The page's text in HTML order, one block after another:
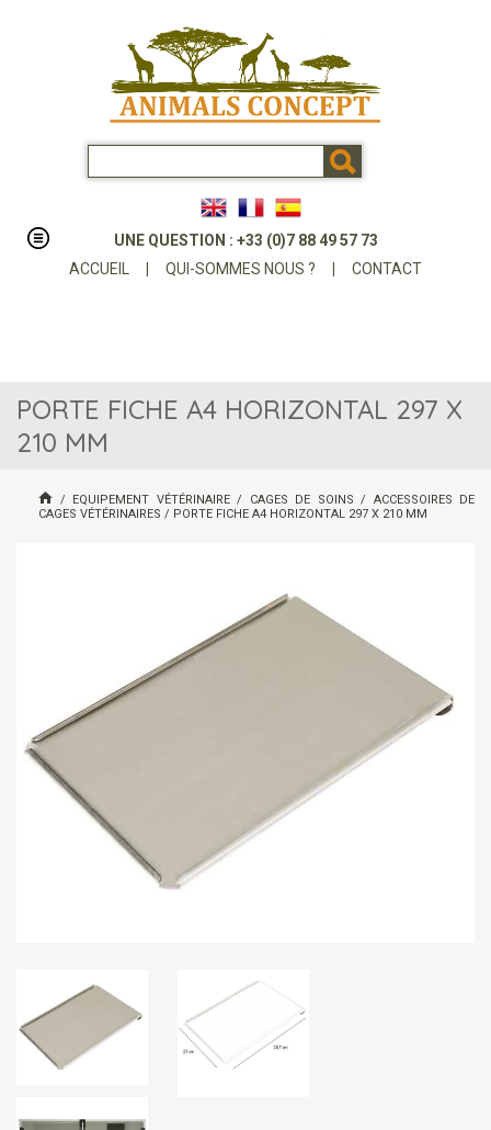
UNE QUESTION : +33 (0)7 88 49 57 73
ACCUEIL
QUI-SOMMES NOUS ? CONTACT
PORTE FICHE A4 HORIZONTAL 297 X
210 MM
/ EQUIPEMENT VÉTÉRINAIRE/ CAGES DE SOINS / ACCESSOIRES DE
CAGES VÉTÉRINAIRES / PORTE FICHE A4 HORIZONTAL 297 X 210 MM